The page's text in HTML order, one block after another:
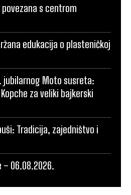
s centrom
edukacija o plasteničkoj
jubilarnog Moto susreta:
za veliki bajkerski
Tradicija, zajedništvo i
– 06.08.2026.